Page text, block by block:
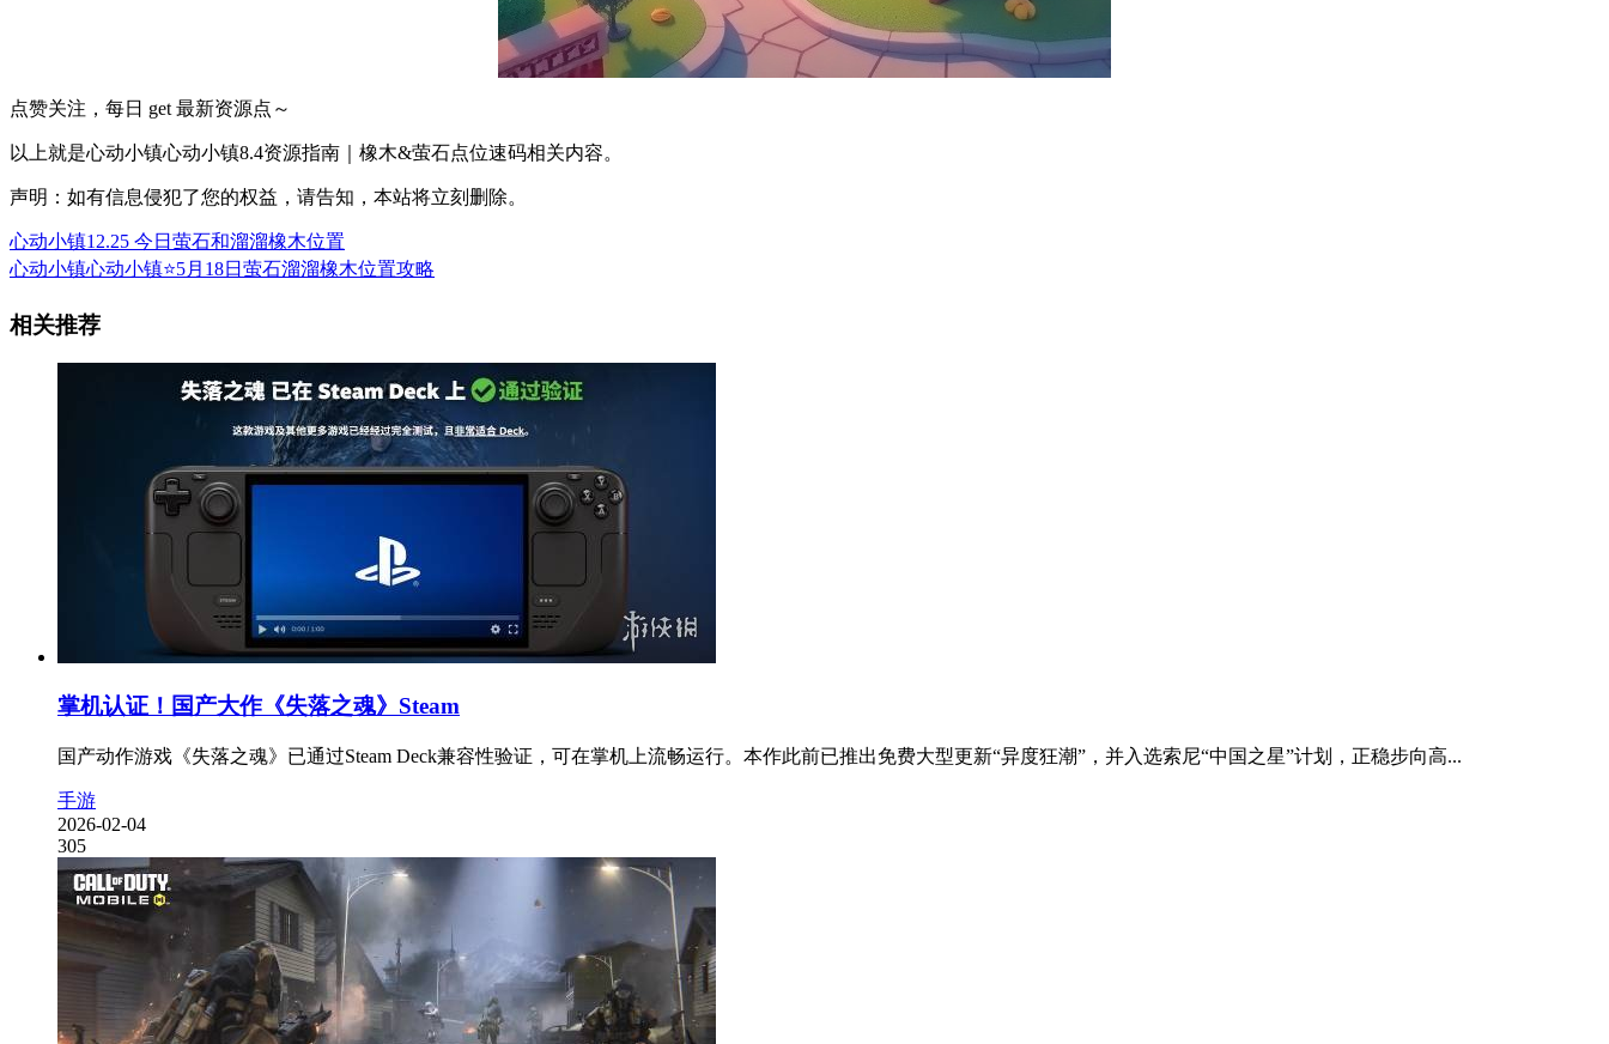
点赞关注，每日 get 最新资源点～
以上就是心动小镇心动小镇8.4资源指南｜橡木&萤石点位速码相关内容。
声明：如有信息侵犯了您的权益，请告知，本站将立刻删除。
心动小镇12.25 今日萤石和溜溜橡木位置
心动小镇心动小镇⭐5月18日萤石溜溜橡木位置攻略
相关推荐
掌机认证！国产大作《失落之魂》Steam
国产动作游戏《失落之魂》已通过Steam Deck兼容性验证，可在掌机上流畅运行。本作此前已推出免费大型更新“异度狂潮”，并入选索尼“中国之星”计划，正稳步向高...
手游
2026-02-04
305